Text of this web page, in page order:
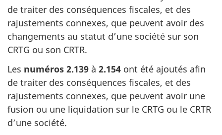
de traiter des conséquences fiscales, et des
rajustements connexes, que peuvent avoir des
changements au statut d’une société sur son
CRTG ou son CRTR.
Les numéros 2.139 à 2.154 ont été ajoutés afin
de traiter des conséquences fiscales, et des
rajustements connexes, que peuvent avoir une
fusion ou une liquidation sur le CRTG ou le CRTR
d’une société.